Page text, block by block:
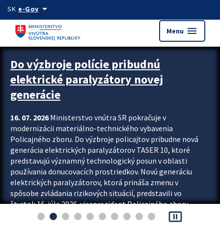
Preskocit na hlavný obsah
SK e-Govarrow_drop_down
Menu menu
Zastavit automatický posun upútavok
Do výzbroje polície pribudnú
elektrické paralyzátory novej
generácie
16. 07. 2026Ministerstvo vnútra SR pokračuje v
modernizácii materiálno-technického vybavenia
Policajného zboru. Do výzbroje policajtov pribudne nová
generácia elektrických paralyzátorov TASER 10, ktoré
predstavujú významný technologický posun v oblasti
používania donucovacích prostriedkov. Novú generáciu
elektrických paralyzátorov, ktorá prináša zmenu v
spôsobe zvládania rizikových situácií, predstavili vo
štvrtok 16. júla 2026 viceprezident Policajného zboru
Rastislav Polakovič a riaditeľ odboru výcviku...
pause_presentation